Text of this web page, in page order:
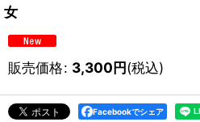
女
販売価格: 3,300円(税込)
Facebookでシェア